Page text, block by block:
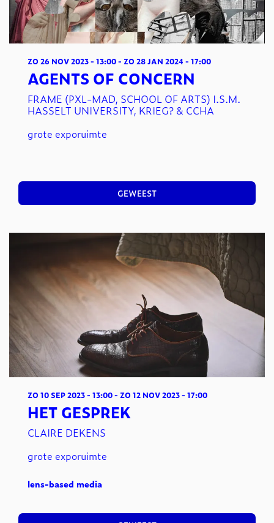
AGENTS OF CONCERN
FRAME (PXL-MAD, SCHOOL OF ARTS) I.S.M.
HASSELT UNIVERSITY, KRIEG? & CCHA
ZO 26 NOV 2023- 13:00- ZO 28 JAN 2024 - 17:00
grote exporuimte
GEWEEST
HET GESPREK
CLAIRE DEKENS
ZO 10 SEP 2023- 13:00- ZO 12 NOV 2023- 17:00
grote exporuimte
lens-based media